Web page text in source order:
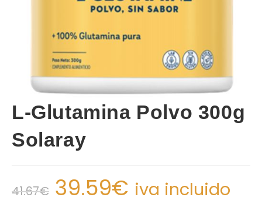
L-Glutamina Polvo 300g
Solaray
41.67€ 39.59€ iva incluido